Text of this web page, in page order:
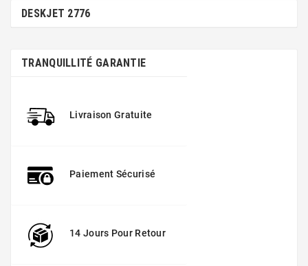
DESKJET 2776
TRANQUILLITÉ GARANTIE
Livraison Gratuite
Paiement Sécurisé
14 Jours Pour Retour